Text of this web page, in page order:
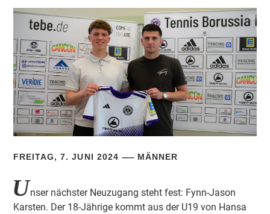
FREITAG, 7. JUNI 2024 MÄNNER
Unser nächster Neuzugang steht fest: Fynn-Jason
Karsten. Der 18-Jährige kommt aus der U19 von Hansa